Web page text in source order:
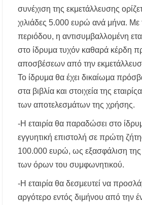
συνέχιση της εκμετάλλευσης
χιλιάδες 5.000 ευρώ ανά μήνα. Με
περιόδου, η αντισυμβαλλομένη
στο ίδρυμα τυχόν καθαρά κέρδη
αποσβέσεων από την
Το ίδρυμα θα έχει δικαίωμα
στα βιβλία και στοιχεία της
των αποτελεσμάτων της χρήσης.
-Η εταιρία θα παραδώσει στο
εγγυητική επιστολή σε πρώτη
100.000 ευρώ, ως εξασφάλιση της
των όρων του συμφωνητικού.
-Η εταιρία θα δεσμευτεί να
αργότερο εντός διμήνου από την